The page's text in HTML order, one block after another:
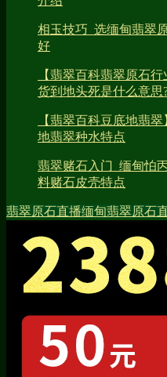
相玉技巧_选缅甸翡翠
好
【翡翠百科翡翠原石
货到地头死是什么意思
【翡翠百科豆底地翡
地翡翠种水特点
翡翠赌石入门_缅甸怕
料赌石皮壳特点
翡翠原石直播缅甸翡翠原石